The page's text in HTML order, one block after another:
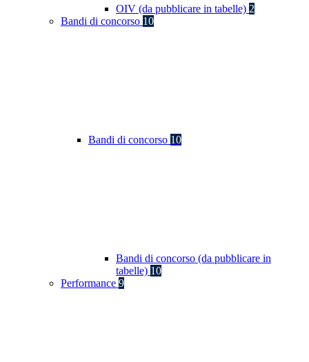
OIV (da pubblicare in tabelle) 2
Bandi di concorso 10
Bandi di concorso 10
Bandi di concorso (da pubblicare in
tabelle) 10
Performance 9